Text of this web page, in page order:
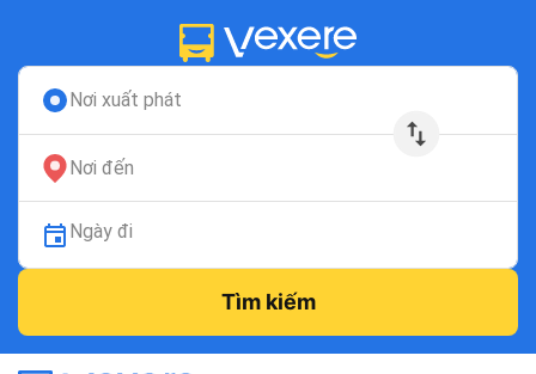
Nơi xuất phát
Nơi đến
Ngày đi
Tìm kiếm